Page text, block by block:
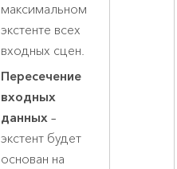
максимальном
экстенте всех
входных сцен.
Пересечение
входных
данных –
экстент будет
основан на